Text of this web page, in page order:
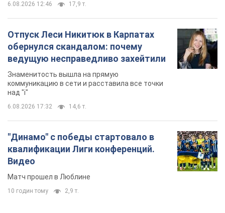
6.08.2026 12:46 17,9 т.
Отпуск Леси Никитюк в Карпатах
обернулся скандалом: почему
ведущую несправедливо захейтили
Знаменитость вышла на прямую
коммуникацию в сети и расставила все точки
над "i"
6.08.2026 17:32 14,6 т.
"Динамо" с победы стартовало в
квалификации Лиги конференций.
Видео
Матч прошел в Люблине
10 годин тому 2,9 т.